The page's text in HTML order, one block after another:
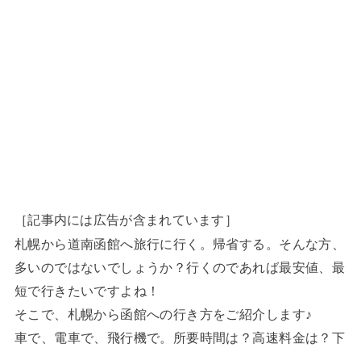
［記事内には広告が含まれています］
札幌から道南函館へ旅行に行く。帰省する。そんな方、
多いのではないでしょうか？行くのであれば最安値、最
短で行きたいですよね！
そこで、札幌から函館への行き方をご紹介します♪
車で、電車で、飛行機で。所要時間は？高速料金は？下